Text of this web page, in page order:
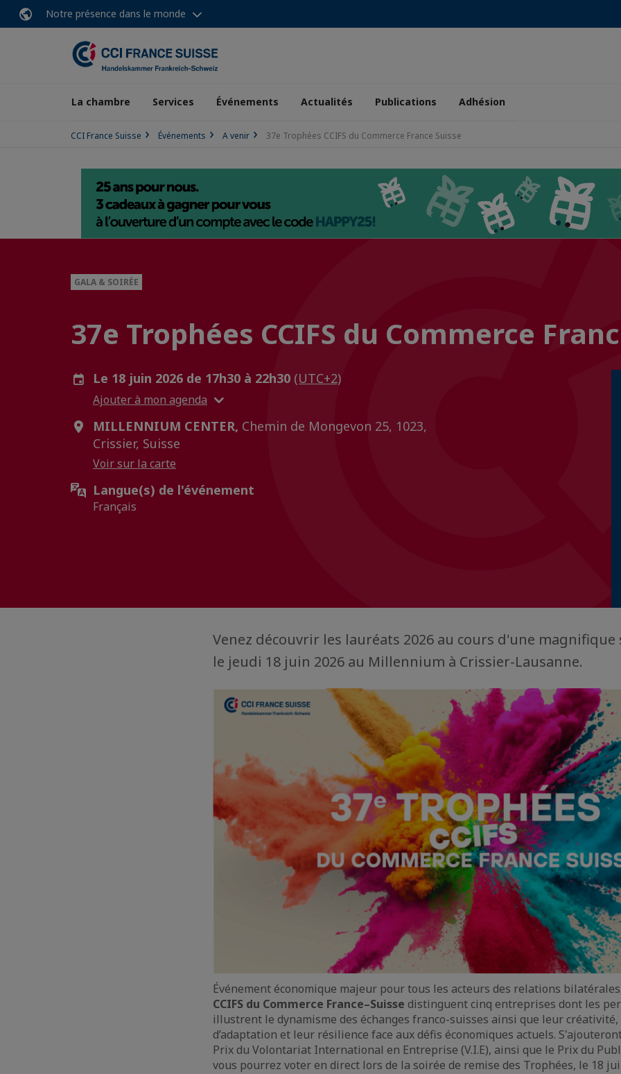
Notre présence dans le monde
La chambre Services Événements Actualités Publications Adhésion
CCI France Suisse Événements A venir 37e Trophées CCIFS du Commerce France Suisse
GALA & SOIRÉE
37e Trophées CCIFS du Commerce
Le 18 juin 2026 de 17h30 à 22h30 (UTC+2)
Ajouter à mon agenda
MILLENNIUM CENTER, Chemin de Mongevon 25, 1023,
Crissier, Suisse
Voir sur la carte
Langue(s) de l'événement
Français
Venez découvrir les lauréats 2026 au cours d'une magnifique
le jeudi 18 juin 2026 au Millennium à Crissier-Lausanne.
Événement économique majeur pour tous les acteurs des relations
CCIFS du Commerce France–Suisse distinguent cinq entreprises dont les
illustrent le dynamisme des échanges franco-suisses ainsi que leur
d’adaptation et leur résilience face aux défis économiques actuels.
Prix du Volontariat International en Entreprise (V.I.E), ainsi que le Prix du
vous pourrez voter en direct lors de la soirée de remise des Trophées, le 18